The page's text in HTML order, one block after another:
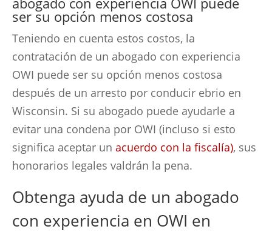
ser su opción menos costosa
Teniendo en cuenta estos costos, la
contratación de un abogado con experiencia
OWI puede ser su opción menos costosa
después de un arresto por conducir ebrio en
Wisconsin. Si su abogado puede ayudarle a
evitar una condena por OWI (incluso si esto
significa aceptar un acuerdo con la fiscalía), sus
honorarios legales valdrán la pena.
Obtenga ayuda de un abogado
con experiencia en OWI en